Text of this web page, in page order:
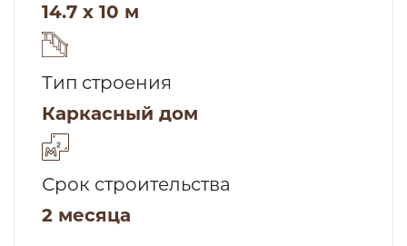
14.7 x 10 м
Тип строения
Каркасный дом
Срок строительства
2 месяца